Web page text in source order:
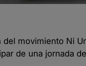
movimiento Ni
de una jornada